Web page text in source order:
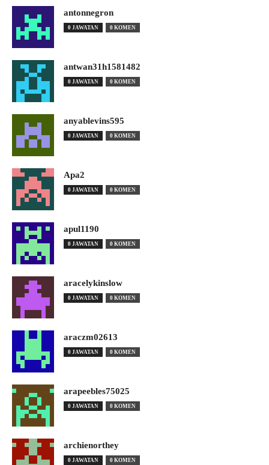
antonnegron
0 JAWATAN 0 KOMEN
antwan31h1581482
0 JAWATAN 0 KOMEN
anyablevins595
0 JAWATAN 0 KOMEN
Apa2
0 JAWATAN 0 KOMEN
apul1190
0 JAWATAN 0 KOMEN
aracelykinslow
0 JAWATAN 0 KOMEN
araczm02613
0 JAWATAN 0 KOMEN
arapeebles75025
0 JAWATAN 0 KOMEN
archienorthey
0 JAWATAN 0 KOMEN